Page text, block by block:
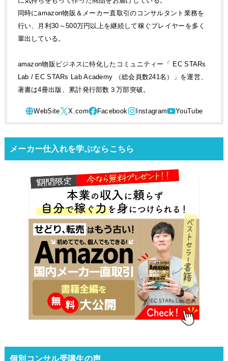
同時にamazon物販＆メーカー直取引のコンサルタント業務を
行い、月利30～500万円以上を継続して稼ぐプレイヤーを多く
輩出している。
amazon物販ビジネスに特化したコミュニティー「 EC STARs
Lab / EC STARs Lab Academy （総会員数241名）」を運営、
著書は4冊出版、累計発行部数３万部突破。
メーカー仕入れを学ぶならこちら
個別コンサル受講生の声